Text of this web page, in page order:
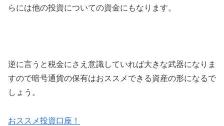
らには他の投資についての資金にもなります。
逆に言うと税金にさえ意識していれば大きな武器になりま
すので暗号通貨の保有はおススメできる資産の形になるで
しょう。
おススメ投資口座！